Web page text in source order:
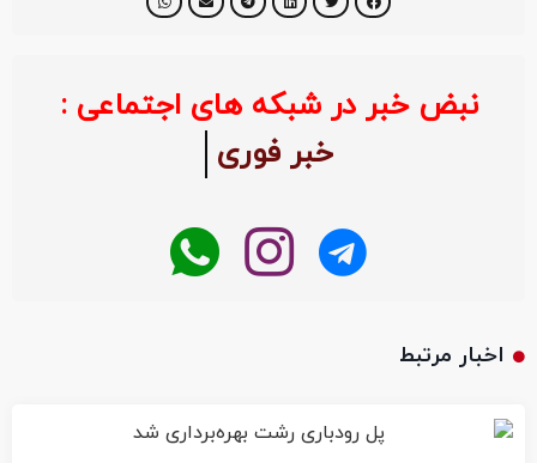
نبض خبر در شبکه های اجتماعی :
خبر فوری
اخبار مرتبط